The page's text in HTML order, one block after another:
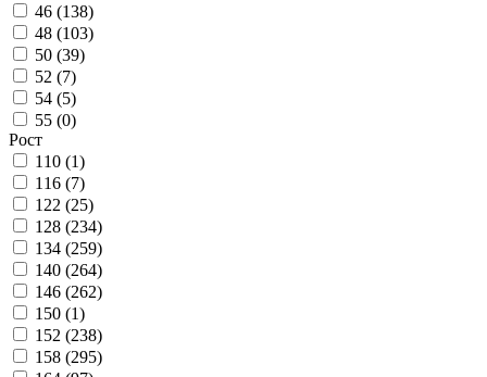
46 (138)
48 (103)
50 (39)
52 (7)
54 (5)
55 (0)
Рост
110 (1)
116 (7)
122 (25)
128 (234)
134 (259)
140 (264)
146 (262)
150 (1)
152 (238)
158 (295)